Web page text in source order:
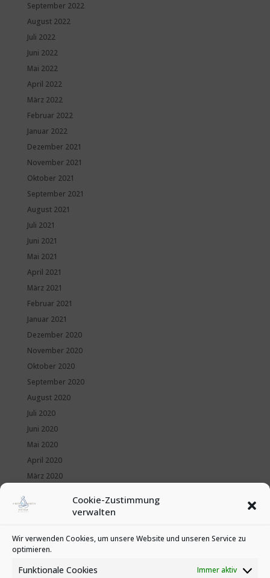
Cookie-Zustimmung
verwalten
Wir verwenden Cookies, um unsere Website und unseren Service zu
optimieren.
Funktionale Cookies Immer aktiv
September 2022
August 2022
Juli 2022
Juni 2022
Mai 2022
April 2022
März 2022
Februar 2022
Januar 2022
Dezember 2021
November 2021
Oktober 2021
September 2021
August 2021
Juli 2021
Juni 2021
Mai 2021
April 2021
März 2021
Februar 2021
Januar 2021
Dezember 2020
November 2020
Oktober 2020
September 2020
August 2020
Juli 2020
Juni 2020
Mai 2020
April 2020
März 2020
Januar 2020
Kategorien
News
Veranstaltungen